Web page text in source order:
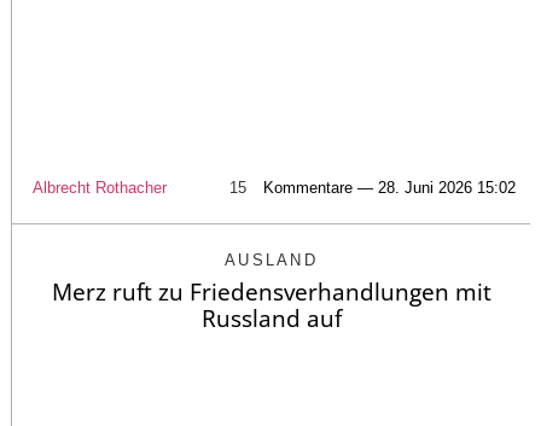
Albrecht Rothacher 15 Kommentare — 28. Juni 2026 15:02
AUSLAND
Merz ruft zu Friedensverhandlungen mit
Russland auf